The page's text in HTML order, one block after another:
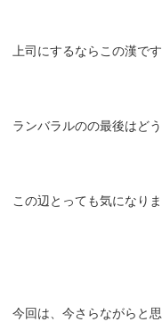
上司にするならこの漢です
ランバラルのの最後はど
この辺とっても気になりま
今回は、今さらながらと